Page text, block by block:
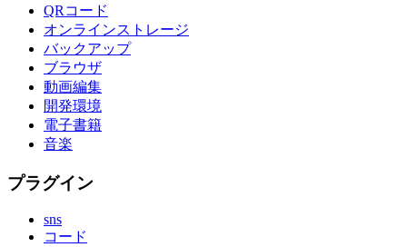
QRコード
オンラインストレージ
バックアップ
ブラウザ
動画編集
開発環境
電子書籍
音楽
プラグイン
sns
コード